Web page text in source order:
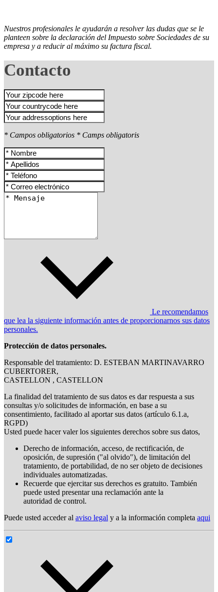
Nuestros profesionales le ayudarán a resolver las dudas que se le
planteen sobre la declaración del Impuesto sobre Sociedades de su
empresa y a reducir al máximo su factura fiscal.
Contacto
* Campos obligatorios * Camps obligatoris
Le recomendamos
que lea la siguiente información antes de proporcionarnos sus datos
personales.
Protección de datos personales.
Responsable del tratamiento: D. ESTEBAN MARTINAVARRO
CUBERTORER,
CASTELLON , CASTELLON
La finalidad del tratamiento de sus datos es dar respuesta a sus
consultas y/o solicitudes de información, en base a su
consentimiento, facilitado al aportar sus datos (artículo 6.1.a,
RGPD)
Usted puede hacer valer los siguientes derechos sobre sus datos,
Derecho de información, acceso, de rectificación, de
oposición, de supresión ("al olvido"), de limitación del
tratamiento, de portabilidad, de no ser objeto de decisiones
individuales automatizadas.
Recuerde que ejercitar sus derechos es gratuito. También
puede usted presentar una reclamación ante la
autoridad de control.
Puede usted acceder al aviso legal y a la información completa aqui